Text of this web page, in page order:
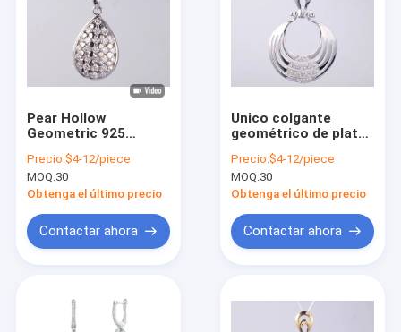
Pear Hollow
Geometric 925
esterlina para
mujeres 925
Pendiente de plata
de lujo a su
colección de joyas
plata CZ 925
CZ La elección
perfecta
Precio:$4-12/piece
MOQ:30
Obtenga el último precio
Contactar ahora
Unico colgante
geométrico de plata
zircón personalizable
anillos de piedra
preciosa de plata
Precio:$4-12/piece
MOQ:30
Obtenga el último precio
Contactar ahora